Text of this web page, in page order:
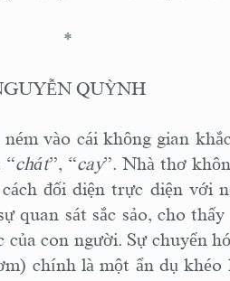
*
QUỲNH
vào cái không gian
“chát”, “cay”. Nhà thơ
đối diện trực diện với
quan sát sắc sảo, cho
của con người. Sự chuyển
chính là một ẩn dụ khéo